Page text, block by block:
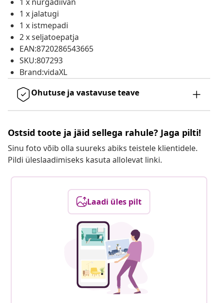
1 x jalatugi
1 x istmepadi
2 x seljatoepatja
EAN:8720286543665
SKU:807293
Brand:vidaXL
Ohutuse ja vastavuse teave
Ostsid toote ja jäid sellega rahule? Jaga pilti!
Sinu foto võib olla suureks abiks teistele klientidele.
Pildi üleslaadimiseks kasuta allolevat linki.
Laadi üles pilt